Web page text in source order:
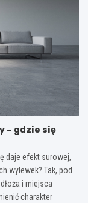
– gdzie się
daje efekt surowej,
wylewek? Tak, pod
i miejsca
charakter